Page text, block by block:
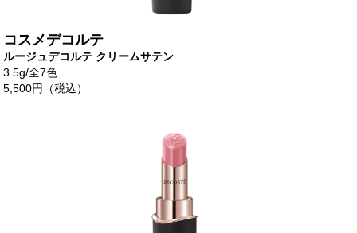
コスメデコルテ
ルージュデコルテ クリームサテン
3.5g/全7色
5,500円（税込）